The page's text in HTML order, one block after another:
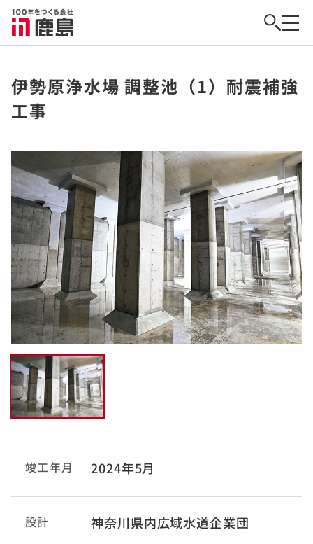
伊勢原浄水場 調整池（1）耐震補強
工事
竣工年月 2024年5月
設計 神奈川県内広域水道企業団